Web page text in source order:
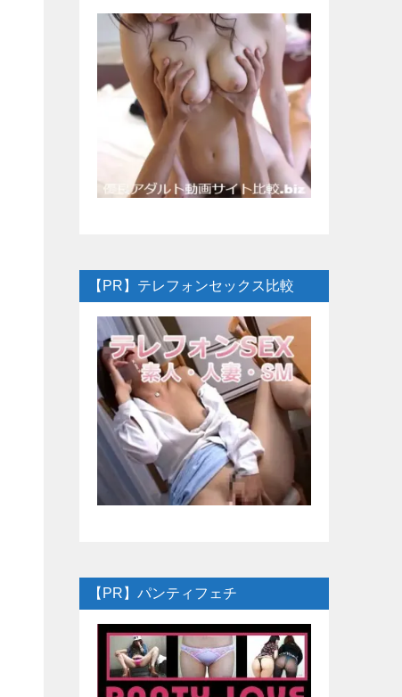
【PR】テレフォンセックス比較
【PR】パンティフェチ